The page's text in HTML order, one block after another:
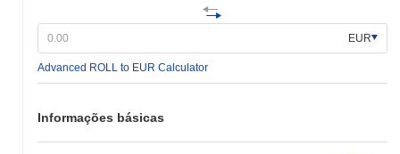
EUR
Advanced ROLL to EUR Calculator
Informações básicas